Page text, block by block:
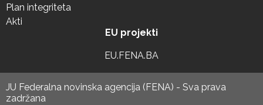
Plan integriteta
Akti
EU projekti
EU.FENA.BA
JU Federalna novinska agencija (FENA) - Sva prava
zadržana